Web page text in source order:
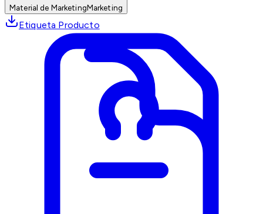
Material de MarketingMarketing
Etiqueta Producto